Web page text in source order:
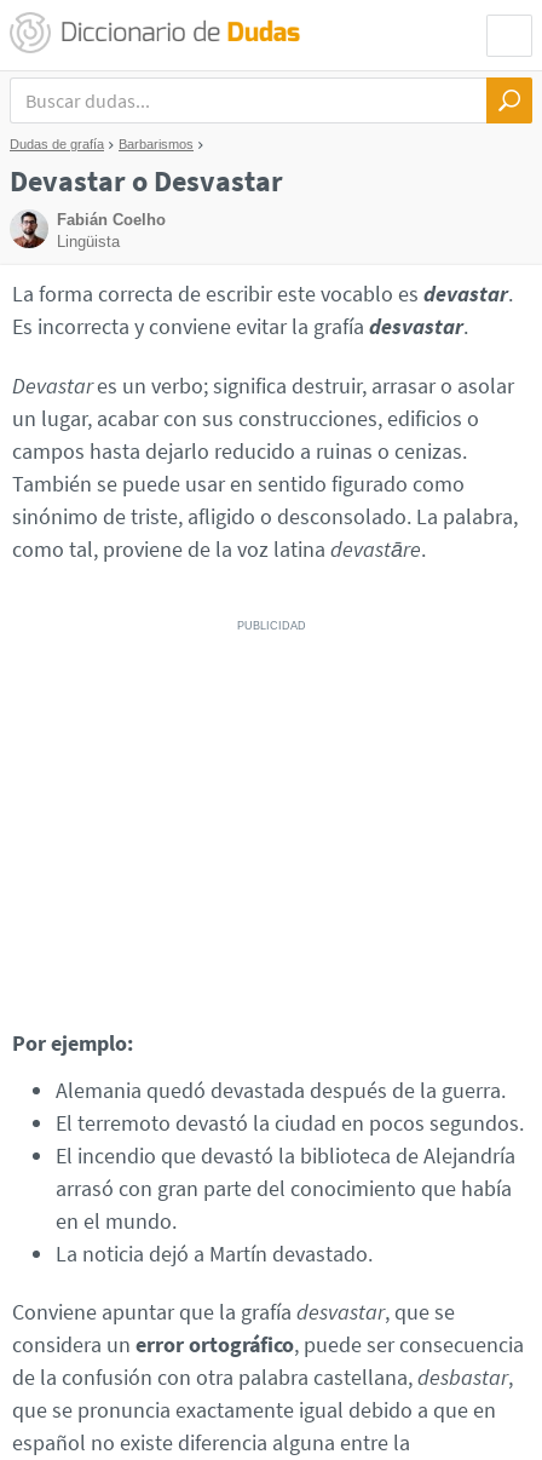
Dudas de grafía Barbarismos
Devastar o Desvastar
Fabián Coelho
Lingüista
La forma correcta de escribir este vocablo es devastar.
Es incorrecta y conviene evitar la grafía desvastar.
Devastares un verbo; significa destruir, arrasar o asolar
un lugar, acabar con sus construcciones, edificios o
campos hasta dejarlo reducido a ruinas o cenizas.
También se puede usar en sentido figurado como
sinónimo de triste, afligido o desconsolado. La palabra,
como tal, proviene de la voz latina devastāre.
Por ejemplo:
Alemania quedó devastada después de la guerra.
El terremoto devastó la ciudad en pocos segundos.
El incendio que devastó la biblioteca de Alejandría
arrasó con gran parte del conocimiento que había
en el mundo.
La noticia dejó a Martín devastado.
Conviene apuntar que la grafía desvastar, que se
considera un error ortográfico, puede ser consecuencia
de la confusión con otra palabra castellana,desbastar,
que se pronuncia exactamente igual debido a que en
español no existe diferencia alguna entre la